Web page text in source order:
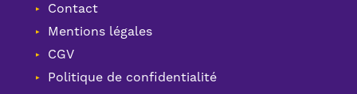
Contact
Mentions légales
CGV
Politique de confidentialité